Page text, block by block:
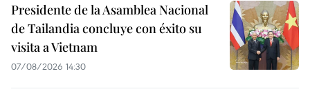
Presidente de la Asamblea Nacional
de Tailandia concluye con éxito su
visita a Vietnam
07/08/2026 14:30